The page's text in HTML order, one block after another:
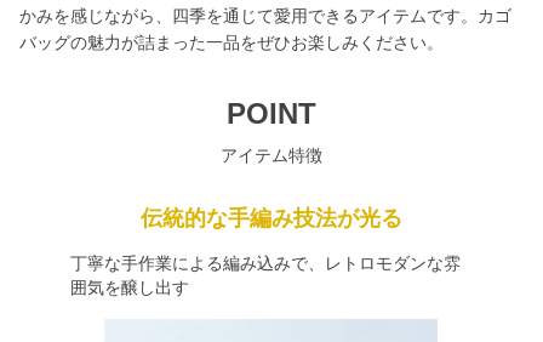
かみを感じながら、四季を通じて愛用できるアイテムです。カゴ
バッグの魅力が詰まった一品をぜひお楽しみください。
POINT
アイテム特徴
伝統的な手編み技法が光る
丁寧な手作業による編み込みで、レトロモダンな雰
囲気を醸し出す